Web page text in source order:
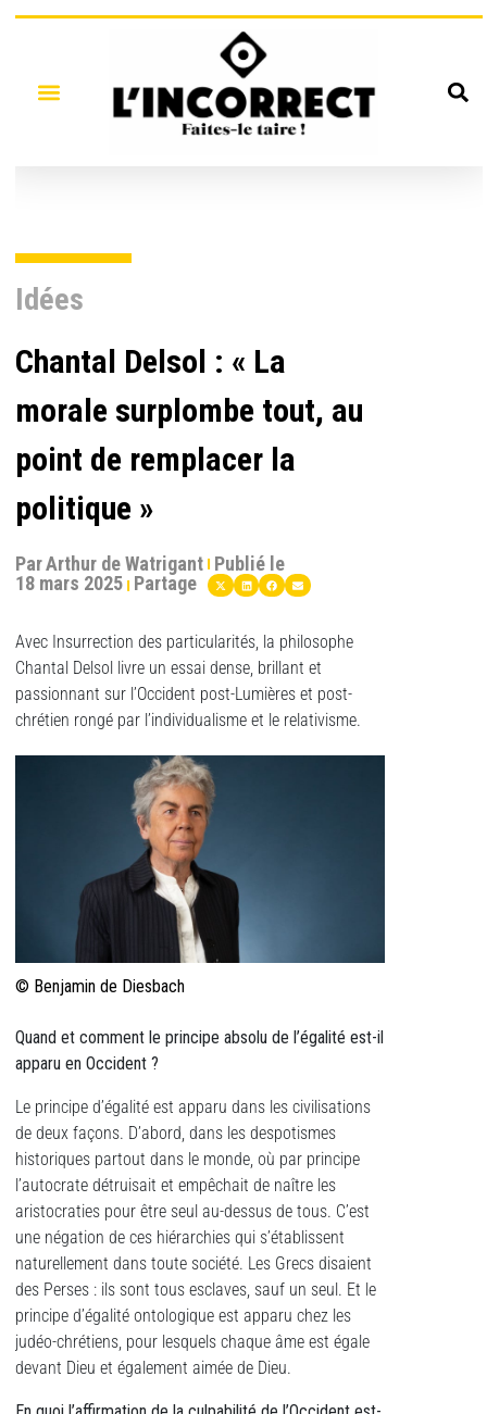
Idées
Chantal Delsol : « La
morale surplombe tout, au
point de remplacer la
politique »
ParArthur de Watrigant Publié le
18 mars 2025 Partage
Avec Insurrection des particularités, la philosophe
Chantal Delsol livre un essai dense, brillant et
passionnant sur l’Occident post-Lumières et post-
chrétien rongé par l’individualisme et le relativisme.
© Benjamin de Diesbach
Quand et comment le principe absolu de l’égalité est-il
apparu en Occident ?
Le principe d’égalité est apparu dans les civilisations
de deux façons. D’abord, dans les despotismes
historiques partout dans le monde, où par principe
l’autocrate détruisait et empêchait de naître les
aristocraties pour être seul au-dessus de tous. C’est
une négation de ces hiérarchies qui s’établissent
naturellement dans toute société. Les Grecs disaient
des Perses : ils sont tous esclaves, sauf un seul. Et le
principe d’égalité ontologique est apparu chez les
judéo-chrétiens, pour lesquels chaque âme est égale
devant Dieu et également aimée de Dieu.